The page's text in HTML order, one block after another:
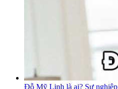
Đỗ Mỹ Linh là ai? Sự